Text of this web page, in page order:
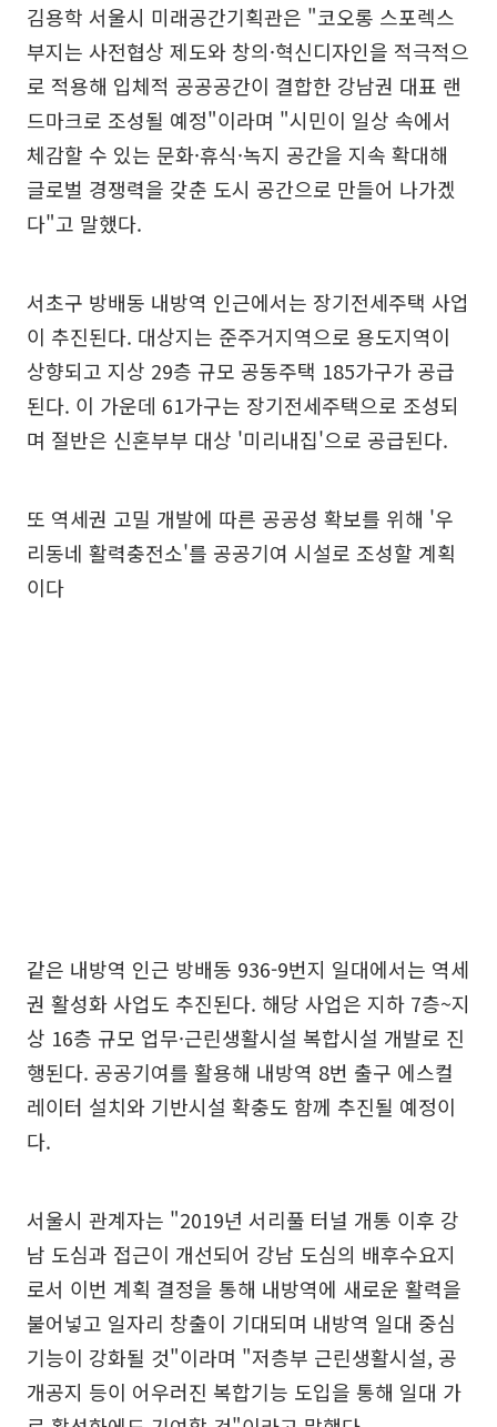
김용학 서울시 미래공간기획관은 "코오롱 스포렉스
부지는 사전협상 제도와 창의·혁신디자인을 적극적으
로 적용해 입체적 공공공간이 결합한 강남권 대표 랜
드마크로 조성될 예정"이라며 "시민이 일상 속에서
체감할 수 있는 문화·휴식·녹지 공간을 지속 확대해
글로벌 경쟁력을 갖춘 도시 공간으로 만들어 나가겠
다"고 말했다.
서초구 방배동 내방역 인근에서는 장기전세주택 사업
이 추진된다. 대상지는 준주거지역으로 용도지역이
상향되고 지상 29층 규모 공동주택 185가구가 공급
된다. 이 가운데 61가구는 장기전세주택으로 조성되
며 절반은 신혼부부 대상 '미리내집'으로 공급된다.
또 역세권 고밀 개발에 따른 공공성 확보를 위해 '우
리동네 활력충전소'를 공공기여 시설로 조성할 계획
이다
같은 내방역 인근 방배동 936-9번지 일대에서는 역세
권 활성화 사업도 추진된다. 해당 사업은 지하 7층~지
상 16층 규모 업무·근린생활시설 복합시설 개발로 진
행된다. 공공기여를 활용해 내방역 8번 출구 에스컬
레이터 설치와 기반시설 확충도 함께 추진될 예정이
다.
서울시 관계자는 "2019년 서리풀 터널 개통 이후 강
남 도심과 접근이 개선되어 강남 도심의 배후수요지
로서 이번 계획 결정을 통해 내방역에 새로운 활력을
불어넣고 일자리 창출이 기대되며 내방역 일대 중심
기능이 강화될 것"이라며 "저층부 근린생활시설, 공
개공지 등이 어우러진 복합기능 도입을 통해 일대 가